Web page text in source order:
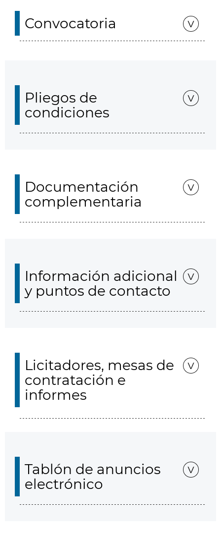
Convocatoria
Pliegos de
condiciones
Documentación
complementaria
Información adicional
y puntos de contacto
Licitadores, mesas de
contratación e
informes
Tablón de anuncios
electrónico